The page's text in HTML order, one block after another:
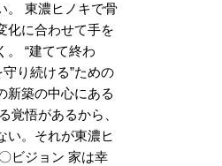
。 東濃ヒノキで骨
化に合わせて手を
。 “建てて終わ
守り続ける”ための
新築の中心にある
覚悟があるから、
い。それが東濃ヒ
ビジョン 家は幸